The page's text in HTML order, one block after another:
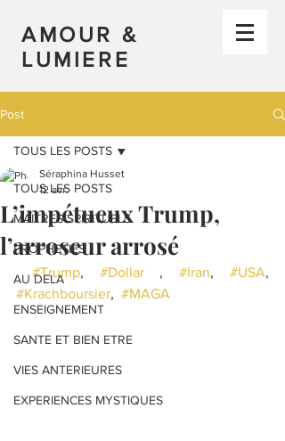
AMOUR &
LUMIERE
Post
TOUS LES POSTS
MAITRES SPIRITUELS
PROPHETIES
AU DELA
ENSEIGNEMENT
SANTE ET BIEN ETRE
VIES ANTERIEURES
EXPERIENCES MYSTIQUES
TOUS LES POSTS
L’impétueux Trump,
l’arroseur arrosé
Séraphina Husset
12 avr.
#Trump, #Dollar , #Iran, #USA
#Krachboursier, #MAGA